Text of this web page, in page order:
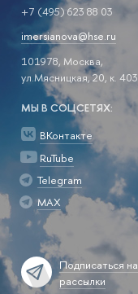
+7 (495) 623 88 03
imersianova@hse.ru
101978, Москва,
ул.Мясницкая, 20, к. 403
МЫ В СОЦСЕТЯХ:
ВКонтакте
RuTube
Telegram
MAX
Подписаться на
рассылки